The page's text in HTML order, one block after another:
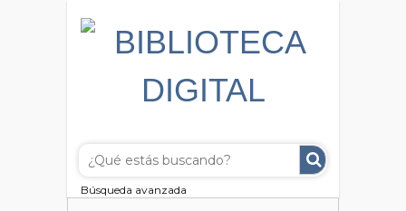
Búsqueda avanzada